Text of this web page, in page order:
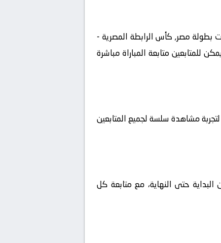
على ملعب السويس ضمن منافسات بطولة مصر, كأس الرابطة المصرية -
اللحظة الأولى يمكن للمتابعين متابعة المباراة مباشرة
مشاهدة سلسة لجميع المتابعين
البداية حتى النهاية، مع متابعة كل